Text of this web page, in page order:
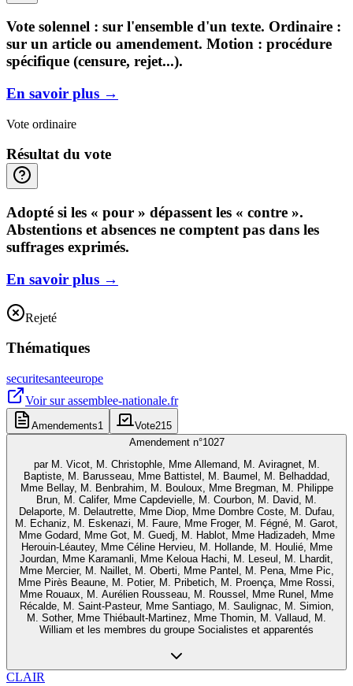
Vote solennel : sur l'ensemble d'un texte. Ordinaire :
sur un article ou amendement. Motion : procédure
spécifique (censure, rejet...).
En savoir plus →
Vote ordinaire
Résultat du vote
Adopté si les « pour » dépassent les « contre ».
Abstentions et absences ne comptent pas dans les
suffrages exprimés.
En savoir plus →
Rejeté
Thématiques
securitesanteeurope
Voir surassemblee-nationale.fr
Amendements1 Vote215
Amendement n°1027
par M. Vicot, M. Christophle, Mme Allemand, M. Aviragnet, M.
Baptiste, M. Barusseau, Mme Battistel, M. Baumel, M. Belhaddad,
Mme Bellay, M. Benbrahim, M. Bouloux, Mme Bregman, M. Philippe
Brun, M. Califer, Mme Capdevielle, M. Courbon, M. David, M.
Delaporte, M. Delautrette, Mme Diop, Mme Dombre Coste, M. Dufau,
M. Echaniz, M. Eskenazi, M. Faure, Mme Froger, M. Fégné, M. Garot,
Mme Godard, Mme Got, M. Guedj, M. Hablot, Mme Hadizadeh, Mme
Herouin-Léautey, Mme Céline Hervieu, M. Hollande, M. Houlié, Mme
Jourdan, Mme Karamanli, Mme Keloua Hachi, M. Leseul, M. Lhardit,
Mme Mercier, M. Naillet, M. Oberti, Mme Pantel, M. Pena, Mme Pic,
Mme Pirès Beaune, M. Potier, M. Pribetich, M. Proença, Mme Rossi,
Mme Rouaux, M. Aurélien Rousseau, M. Roussel, Mme Runel, Mme
Récalde, M. Saint-Pasteur, Mme Santiago, M. Saulignac, M. Simion,
M. Sother, Mme Thiébault-Martinez, Mme Thomin, M. Vallaud, M.
William et les membres du groupe Socialistes et apparentés
CLAIR